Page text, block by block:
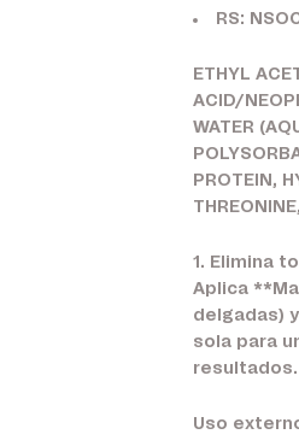
RS:
ETHYL
ACID/
WATER
PROTEIN,
1. Elimina
Aplica
delgadas)
sola para
resultados.
Uso